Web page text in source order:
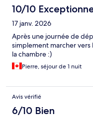
10/10
17 janv. 2026
Après une journée de
simplement marcher vers
la chambre :)
Pierre, séjour de 1 nuit
Avis vérifié
6/10 Bien